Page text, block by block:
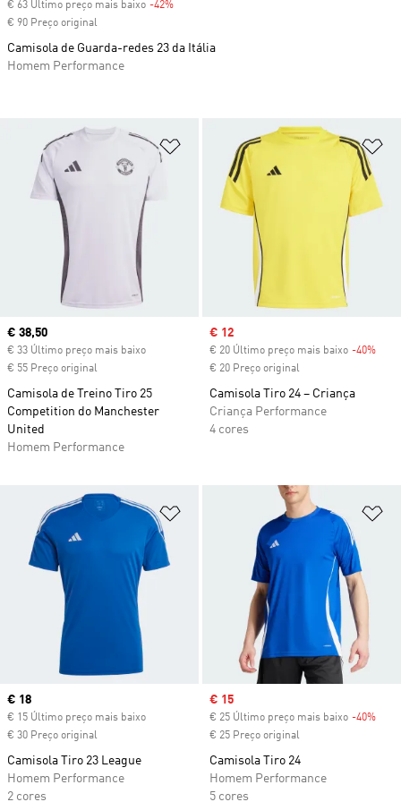
Adicionar à Lista de Desejos
Current price
€ 38,50
€ 33 Último preço mais baixo
€ 55 Preço original
Camisola de Treino Tiro 25
Competition do Manchester
United
Homem Performance
Sale price
€ 12
€ 20 Último preço mais baixo -40%
€ 20 Preço original
Camisola Tiro 24 – Criança
Criança Performance
4 cores
Adicionar à Lista de Desejos
Current price
€ 18
€ 15 Último preço mais baixo
€ 30 Preço original
Camisola Tiro 23 League
Homem Performance
2 cores
Sale price
€ 15
€ 25 Último preço mais baixo -40%
€ 25 Preço original
Camisola Tiro 24
Homem Performance
5 cores
€ 63 Último preço mais baixo -42%
€ 90 Preço original
Camisola de Guarda-redes 23 da Itália
Homem Performance